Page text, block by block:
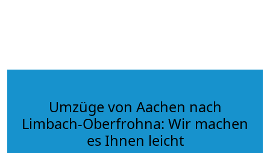
Umzüge von Aachen nach
Limbach-Oberfrohna: Wir machen
es Ihnen leicht